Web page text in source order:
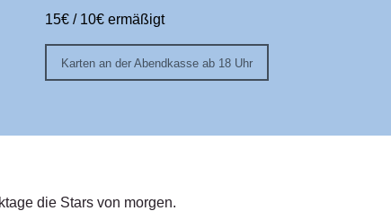
15€ / 10€ ermäßigt
Karten an der Abendkasse ab 18 Uhr
die Stars von morgen.